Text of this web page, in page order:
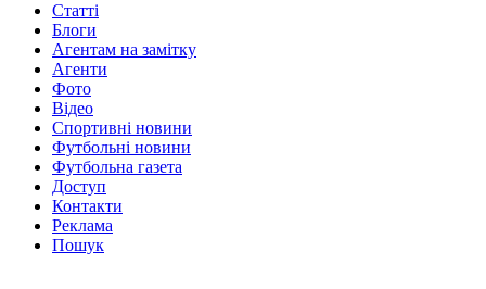
Статті
Блоги
Агентам на замітку
Агенти
Фото
Відео
Спортивні новини
Футбольні новини
Футбольна газета
Доступ
Контакти
Реклама
Пошук